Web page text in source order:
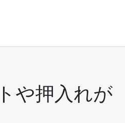
や押入れが